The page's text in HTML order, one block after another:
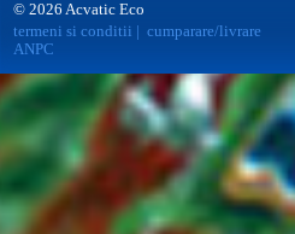
© 2026 Acvatic Eco
termeni si conditii
cumparare/livrare
ANPC